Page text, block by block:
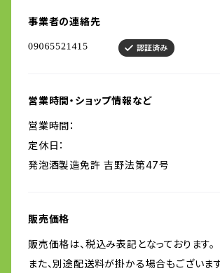
事業者の連絡先
営業時間・ショップ情報など
営業時間：
定休日：
発泡酒製造免許 吉野法第47号
販売価格
販売価格は、税込み表記となっております。
また、別途配送料が掛かる場合もございま